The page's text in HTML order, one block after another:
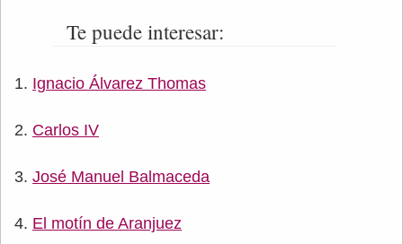
Te puede interesar:
Ignacio Álvarez Thomas
Carlos IV
José Manuel Balmaceda
El motín de Aranjuez